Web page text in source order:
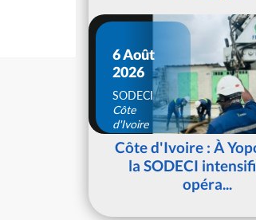
6 Août
2026
SODECI
Côte
d'Ivoire
Côte d'Ivoire : À
la SODECI
opéra...